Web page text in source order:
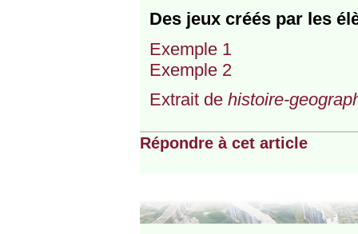
Des jeux créés par les
Exemple 1
Exemple 2
Extrait de histoire-
Répondre à cet article